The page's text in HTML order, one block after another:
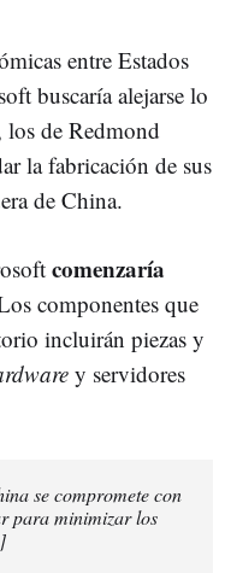
entre Estados
buscaría alejarse lo
de Redmond
la fabricación de sus
de China.
comenzaría
componentes que
incluirán piezas y
y servidores
se compromete con
para minimizar los